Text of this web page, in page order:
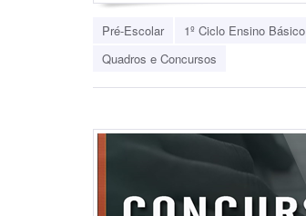
Pré-Escolar 1º Ciclo Ensino Básico
Quadros e Concursos